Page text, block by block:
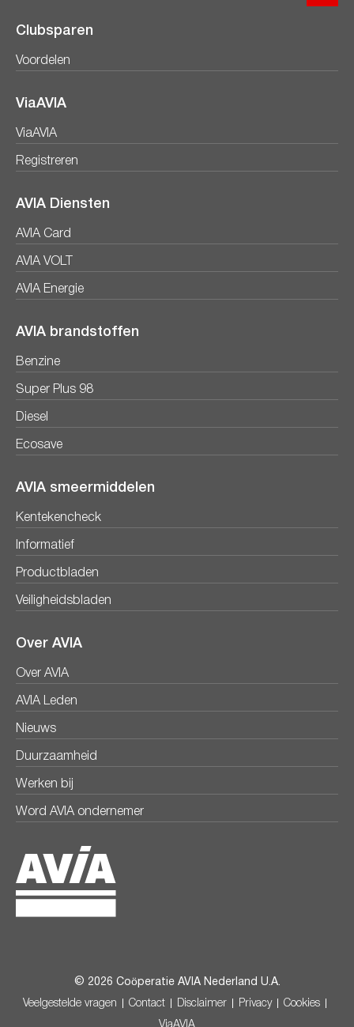
Clubsparen
Voordelen
ViaAVIA
ViaAVIA
Registreren
AVIA Diensten
AVIA Card
AVIA VOLT
AVIA Energie
AVIA brandstoffen
Benzine
Super Plus 98
Diesel
Ecosave
AVIA smeermiddelen
Kentekencheck
Informatief
Productbladen
Veiligheidsbladen
Over AVIA
Over AVIA
AVIA Leden
Nieuws
Duurzaamheid
Werken bij
Word AVIA ondernemer
© 2026 Coöperatie AVIA Nederland U.A.
Veelgestelde vragen Contact Disclaimer Privacy Cookies
ViaAVIA